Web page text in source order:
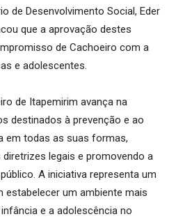
de Desenvolvimento Social, Eder
que a aprovação destes
de Cachoeiro com a
e adolescentes.
de Itapemirim avança na
destinados à prevenção e ao
em todas as suas formas,
legais e promovendo a
A iniciativa representa um
um ambiente mais
e a adolescência no